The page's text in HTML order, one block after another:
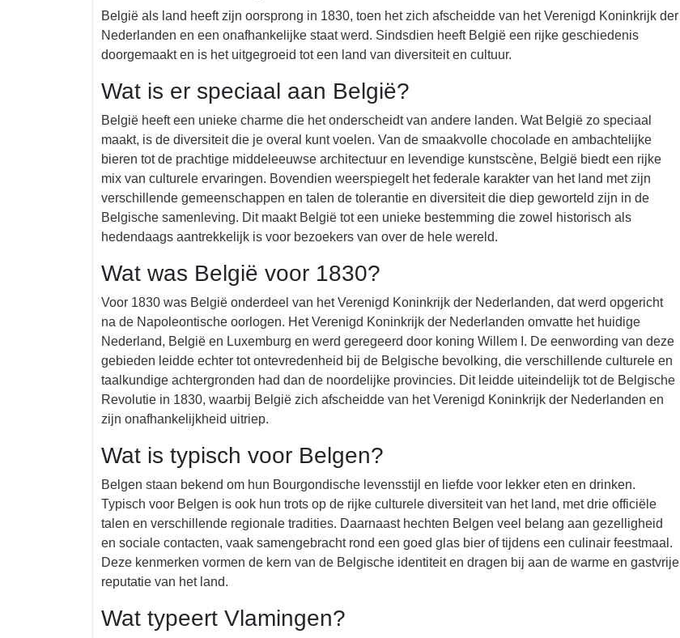
België als land heeft zijn oorsprong in 1830, toen het zich afscheidde van het Verenigd Koninkrijk der
Nederlanden en een onafhankelijke staat werd. Sindsdien heeft België een rijke geschiedenis
doorgemaakt en is het uitgegroeid tot een land van diversiteit en cultuur.
Wat is er speciaal aan België?
België heeft een unieke charme die het onderscheidt van andere landen. Wat België zo speciaal
maakt, is de diversiteit die je overal kunt voelen. Van de smaakvolle chocolade en ambachtelijke
bieren tot de prachtige middeleeuwse architectuur en levendige kunstscène, België biedt een rijke
mix van culturele ervaringen. Bovendien weerspiegelt het federale karakter van het land met zijn
verschillende gemeenschappen en talen de tolerantie en diversiteit die diep geworteld zijn in de
Belgische samenleving. Dit maakt België tot een unieke bestemming die zowel historisch als
hedendaags aantrekkelijk is voor bezoekers van over de hele wereld.
Wat was België voor 1830?
Voor 1830 was België onderdeel van het Verenigd Koninkrijk der Nederlanden, dat werd opgericht
na de Napoleontische oorlogen. Het Verenigd Koninkrijk der Nederlanden omvatte het huidige
Nederland, België en Luxemburg en werd geregeerd door koning Willem I. De eenwording van deze
gebieden leidde echter tot ontevredenheid bij de Belgische bevolking, die verschillende culturele en
taalkundige achtergronden had dan de noordelijke provincies. Dit leidde uiteindelijk tot de Belgische
Revolutie in 1830, waarbij België zich afscheidde van het Verenigd Koninkrijk der Nederlanden en
zijn onafhankelijkheid uitriep.
Wat is typisch voor Belgen?
Belgen staan bekend om hun Bourgondische levensstijl en liefde voor lekker eten en drinken.
Typisch voor Belgen is ook hun trots op de rijke culturele diversiteit van het land, met drie officiële
talen en verschillende regionale tradities. Daarnaast hechten Belgen veel belang aan gezelligheid
en sociale contacten, vaak samengebracht rond een goed glas bier of tijdens een culinair feestmaal.
Deze kenmerken vormen de kern van de Belgische identiteit en dragen bij aan de warme en gastvrije
reputatie van het land.
Wat typeert Vlamingen?